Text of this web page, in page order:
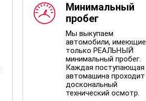
Минимальный
пробег
Мы выкупаем
автомобили, имеющие
только РЕАЛЬНЫЙ
минимальный пробег.
Каждая поступающая
автомашина проходит
доскональный
технический осмотр.